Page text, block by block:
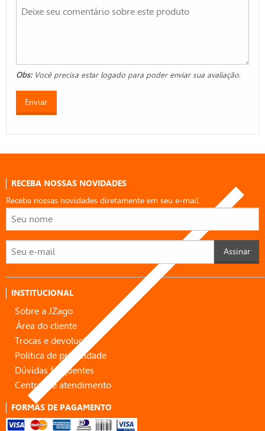
Obs:Você precisa estar logado para poder enviar sua avaliação.
Enviar
RECEBA NOSSAS NOVIDADES
Receba nossas novidades diretamente em seu e-mail.
Assinar
INSTITUCIONAL
Sobre a JZago
Área do cliente
Trocas e devoluções
Política de privacidade
Dúvidas frequentes
Central de atendimento
FORMAS DE PAGAMENTO